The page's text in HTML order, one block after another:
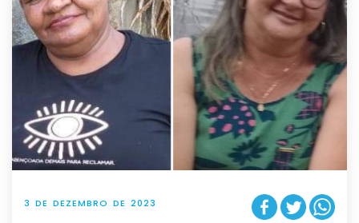
3 DE DEZEMBRO DE 2023